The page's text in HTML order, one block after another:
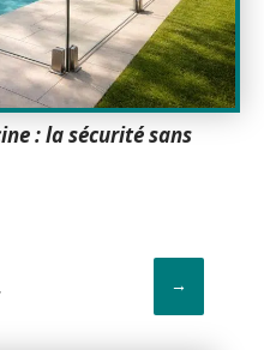
: la sécurité sans